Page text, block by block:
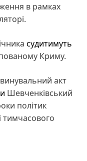
в рамках
судитимуть
Криму.
акт
Шевченківський
політик
тимчасового